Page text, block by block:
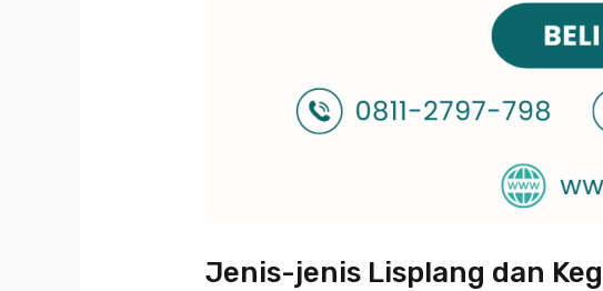
Jenis-jenis Lisplang dan